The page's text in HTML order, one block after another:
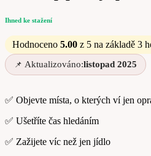
Ihned ke stažení
Hodnoceno 5.00 z 5 na základě 3
Aktualizováno:listopad 2025
✅ Objevte místa, o kterých ví jen
✅ Ušetříte čas hledáním
✅ Zažijete víc než jen jídlo